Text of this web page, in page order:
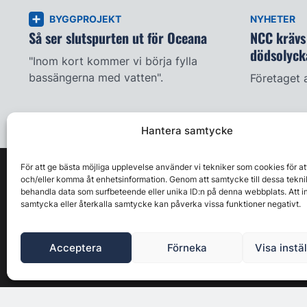
Hantera samtycke
För att ge bästa möjliga upplevelse använder vi tekniker som cookies för
och/eller komma åt enhetsinformation. Genom att samtycke till dessa
behandla data som surfbeteende eller unika ID:n på denna webbplats. Att
samtycka eller återkalla samtycke kan påverka vissa funktioner negativt.
Acceptera Förneka Visa
BYGGPROJEKT
Så ser slutspurten ut för Oceana
"Inom kort kommer vi börja fylla
bassängerna med vatten".
NYHETER
NCC
Företaget